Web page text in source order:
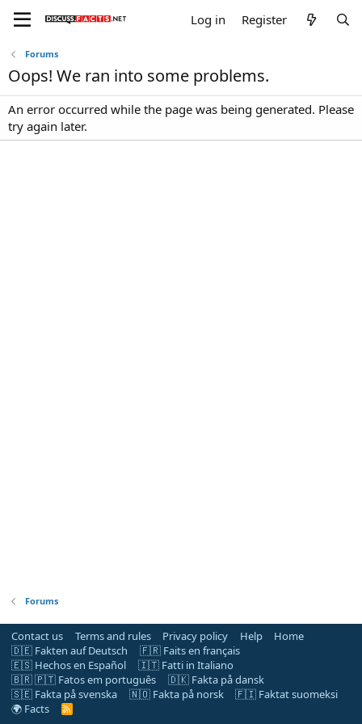
Log in Register
Forums
Oops! We ran into some problems.
An error occurred while the page was being generated. Please
try again later.
Forums
Contact us Terms and rules Privacy policy Help
Home
🇩🇪 Fakten auf Deutsch
🇫🇷 Faits en français
🇪🇸 Hechos en Español
🇮🇹 Fatti in Italiano
🇧🇷 🇵🇹 Fatos em português
🇩🇰 Fakta på dansk
🇸🇪 Fakta på svenska
🇳🇴 Fakta på norsk
🇫🇮 Faktat suomeksi
🌍 Facts
R